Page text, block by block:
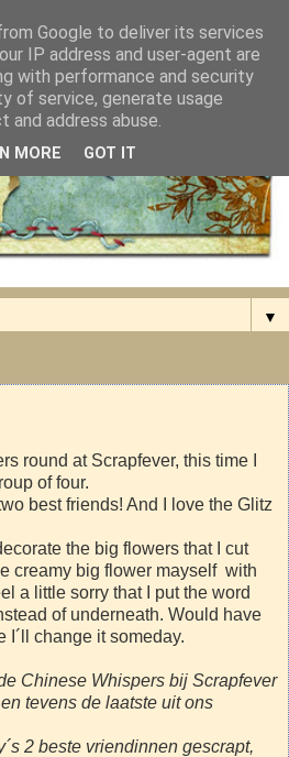
▼
round at Scrapfever, this time I
of four.
best friends! And I love the Glitz
the big flowers that I cut
creamy big flower mayself with
a little sorry that I put the word
of underneath. Would have
I´ll change it someday.
Chinese Whispers bij Scrapfever
tevens de laatste uit ons
2 beste vriendinnen gescrapt,
Google to deliver its services
IP address and user-agent are
with performance and security
of service, generate usage
address abuse.
MORE GOT IT